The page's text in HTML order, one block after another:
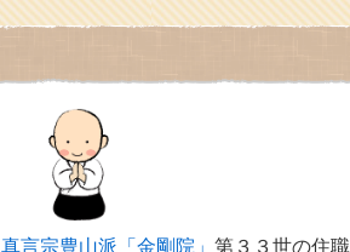
真言宗豊山派「金剛院」 第３３世の住職